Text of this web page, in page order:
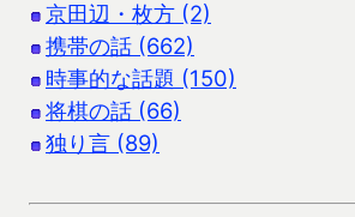
京田辺・枚方 (2)
携帯の話 (662)
時事的な話題 (150)
将棋の話 (66)
独り言 (89)